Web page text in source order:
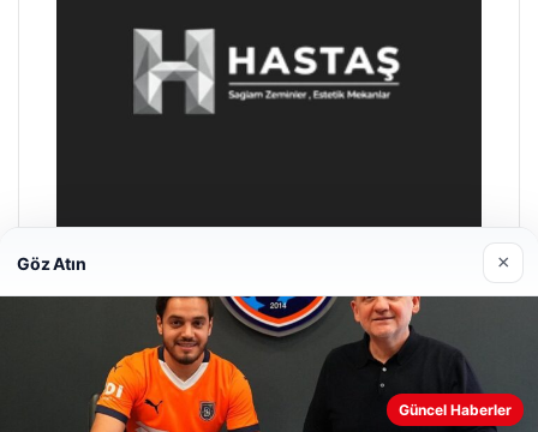
Enes Kaplan Avukatlık Bürosu
28/04/2026
Web sitemizi nasıl kullandığınızı daha iyi anlayabilmek,
deneyiminizi kişiselleştirmek ve geliştirmek amacıyla çerezler
Göz Atın ×
Güncel Haberler